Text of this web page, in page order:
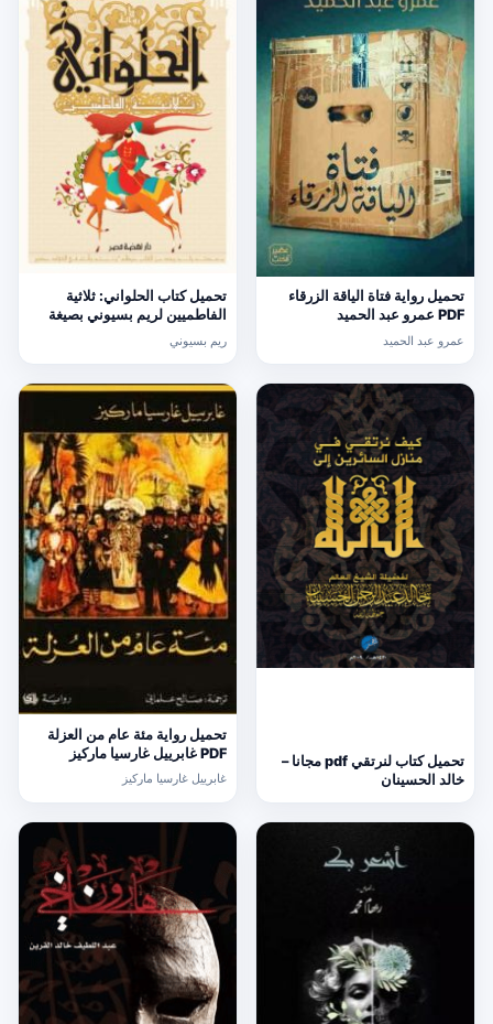
تحميل رواية فتاة الياقة الزرقاء
PDF عمرو عبد الحميد
عمرو عبد الحميد
تحميل كتاب الحلواني: ثلاثية
الفاطميين لريم بسيوني بصيغة
ريم بسيوني
تحميل كتاب لنرتقي pdf مجانا –
خالد الحسينان
تحميل رواية مئة عام من العزلة
PDF غابرييل غارسيا ماركيز
غابرييل غارسيا ماركيز